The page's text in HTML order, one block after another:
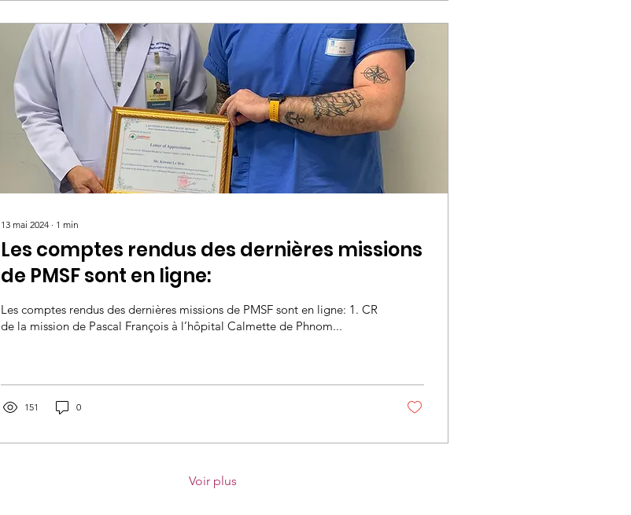
13 mai 2024 ∙ 1 min
Les comptes rendus des dernières missions
de PMSF sont en ligne:
Les comptes rendus des dernières missions de PMSF sont en ligne: 1. CR
de la mission de Pascal François à l’hôpital Calmette de Phnom...
151 0
Voir plus